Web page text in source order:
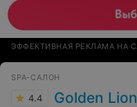
ЭФФЕКТИВНАЯ РЕКЛАМА НА
SPA-САЛОН
4.4 Golden